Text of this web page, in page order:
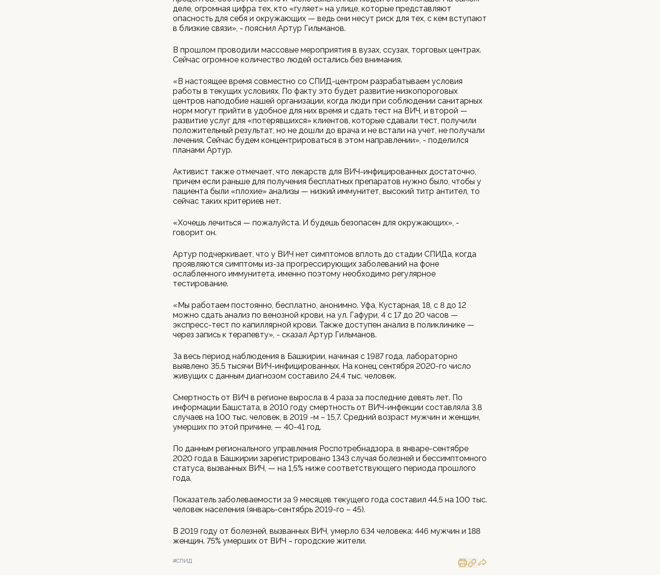
деле, огромная цифра тех, кто «гуляет» на улице, которые представляют
опасность для себя и окружающих — ведь они несут риск для тех, с кем вступают
в близкие связи», - пояснил Артур Гильманов.
В прошлом проводили массовые мероприятия в вузах, ссузах, торговых центрах.
Сейчас огромное количество людей остались без внимания.
«В настоящее время совместно со СПИД-центром разрабатываем условия
работы в текущих условиях. По факту это будет развитие низкопороговых
центров наподобие нашей организации, когда люди при соблюдении санитарных
норм могут прийти в удобное для них время и сдать тест на ВИЧ, и второй —
развитие услуг для «потерявшихся» клиентов, которые сдавали тест, получили
положительный результат, но не дошли до врача и не встали на учет, не получали
лечения. Сейчас будем концентрироваться в этом направлении», - поделился
планами Артур.
Активист также отмечает, что лекарств для ВИЧ-инфицированных достаточно,
причем если раньше для получения бесплатных препаратов нужно было, чтобы у
пациента были «плохие» анализы — низкий иммунитет, высокий титр антител, то
сейчас таких критериев нет.
«Хочешь лечиться — пожалуйста. И будешь безопасен для окружающих», -
говорит он.
Артур подчеркивает, что у ВИЧ нет симптомов вплоть до стадии СПИДа, когда
проявляются симптомы из-за прогрессирующих заболеваний на фоне
ослабленного иммунитета, именно поэтому необходимо регулярное
тестирование.
«Мы работаем постоянно, бесплатно, анонимно. Уфа, Кустарная, 18, с 8 до 12
можно сдать анализ по венозной крови, на ул. Гафури, 4 с 17 до 20 часов —
экспресс-тест по капиллярной крови. Также доступен анализ в поликлинике —
через запись к терапевту», - сказал Артур Гильманов.
За весь период наблюдения в Башкирии, начиная с 1987 года, лабораторно
выявлено 35,5 тысячи ВИЧ-инфицированных. На конец сентября 2020-го число
живущих с данным диагнозом составило 24,4 тыс. человек.
Смертность от ВИЧ в регионе выросла в 4 раза за последние девять лет. По
информации Башстата, в 2010 году смертность от ВИЧ-инфекции составляла 3,8
случаев на 100 тыс. человек, в 2019 -м – 15,7. Средний возраст мужчин и женщин,
умерших по этой причине, — 40-41 год.
По данным регионального управления Роспотребнадзора, в январе-сентябре
2020 года в Башкирии зарегистрировано 1343 случая болезней и бессимптомного
статуса, вызванных ВИЧ, — на 1,5% ниже соответствующего периода прошлого
года.
Показатель заболеваемости за 9 месяцев текущего года составил 44,5 на 100 тыс.
человек населения (январь-сентябрь 2019-го – 45).
В 2019 году от болезней, вызванных ВИЧ, умерло 634 человека: 446 мужчин и 188
женщин. 75% умерших от ВИЧ – городские жители.
#СПИД